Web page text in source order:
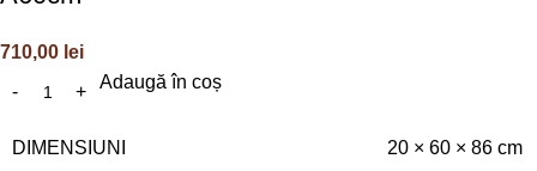
710,00 lei
Adaugă în coș
DIMENSIUNI 20 × 60 × 86 cm